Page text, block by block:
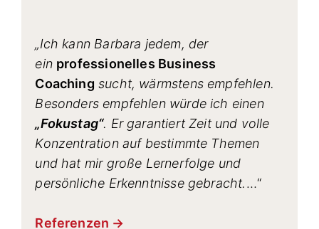
„Ich kann Barbara jedem, der
ein professionelles Business
Coaching sucht, wärmstens empfehlen.
Besonders empfehlen würde ich einen
„Fokustag“. Er garantiert Zeit und volle
Konzentration auf bestimmte Themen
und hat mir große Lernerfolge und
persönliche Erkenntnisse gebracht.…“
Referenzen →